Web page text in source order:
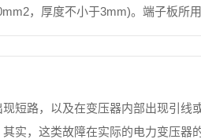
，厚度不小于3mm)。端子板所
硬度差，形成壳体与门面严峻变形
短路，以及在变压器内部出现引线
实，这类故障在实际的电力变压器